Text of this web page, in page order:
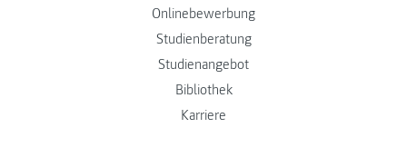
Onlinebewerbung
Studienberatung
Studienangebot
Bibliothek
Karriere